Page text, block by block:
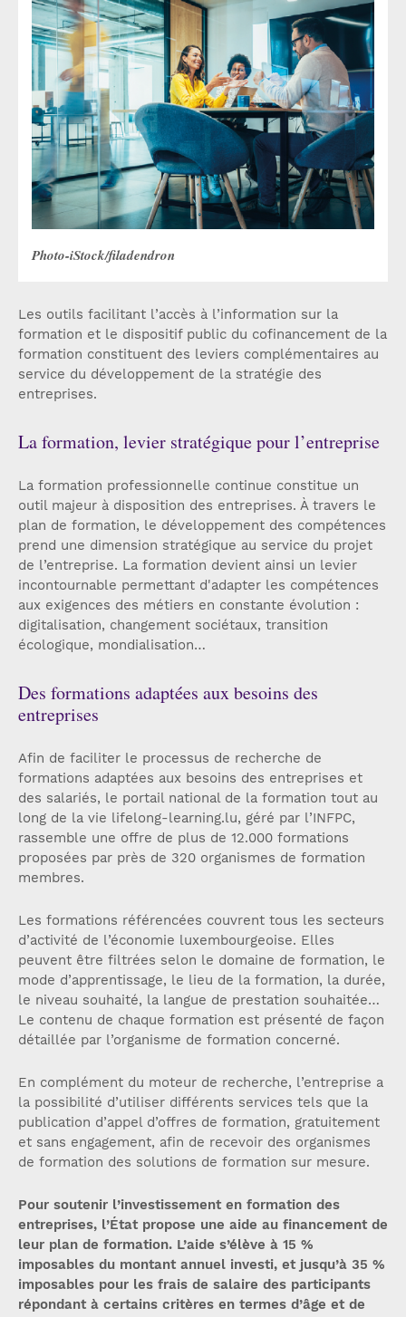
Photo-iStock/filadendron
Les outils facilitant l’accès à l’information sur la
formation et le dispositif public du cofinancement de la
formation constituent des leviers complémentaires au
service du développement de la stratégie des
entreprises.
La formation, levier stratégique pour l’entreprise
La formation professionnelle continue constitue un
outil majeur à disposition des entreprises. À travers le
plan de formation, le développement des compétences
prend une dimension stratégique au service du projet
de l’entreprise. La formation devient ainsi un levier
incontournable permettant d'adapter les compétences
aux exigences des métiers en constante évolution :
digitalisation, changement sociétaux, transition
écologique, mondialisation…
Des formations adaptées aux besoins des
entreprises
Afin de faciliter le processus de recherche de
formations adaptées aux besoins des entreprises et
des salariés, le portail national de la formation tout au
long de la vie lifelong-learning.lu, géré par l’INFPC,
rassemble une offre de plus de 12.000 formations
proposées par près de 320 organismes de formation
membres.
Les formations référencées couvrent tous les secteurs
d’activité de l’économie luxembourgeoise. Elles
peuvent être filtrées selon le domaine de formation, le
mode d’apprentissage, le lieu de la formation, la durée,
le niveau souhaité, la langue de prestation souhaitée…
Le contenu de chaque formation est présenté de façon
détaillée par l’organisme de formation concerné.
En complément du moteur de recherche, l’entreprise a
la possibilité d’utiliser différents services tels que la
publication d’appel d’offres de formation, gratuitement
et sans engagement, afin de recevoir des organismes
de formation des solutions de formation sur mesure.
Pour soutenir l’investissement en formation des
entreprises, l’État propose une aide au financement de
leur plan de formation. L’aide s’élève à 15 %
imposables du montant annuel investi, et jusqu’à 35 %
imposables pour les frais de salaire des participants
répondant à certains critères en termes d’âge et de